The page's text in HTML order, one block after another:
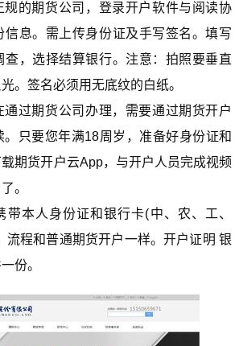
规的期货公司，登录开户软件与阅读协
信息。需上传身份证及手写签名。填写
查，选择结算银行。注意：拍照要垂直
。签名必须用无底纹的白纸。
通过期货公司办理，需要通过期货开户
只要您年满18周岁，准备好身份证和
期货开户云App，与开户人员完成视频
。
带本人身份证和银行卡(中、农、工、
流程和普通期货开户一样。开户证明 银
份。